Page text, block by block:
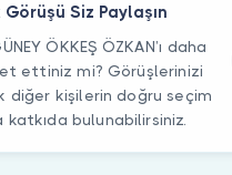
Görüşü Siz Paylaşın
ÖKKEŞ ÖZKAN’ı daha
ettiniz mi? Görüşlerinizi
diğer kişilerin doğru seçim
katkıda bulunabilirsiniz.